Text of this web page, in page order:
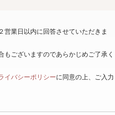
業日以内に回答させていただきま
ございますのであらかじめご了承く
イバシーポリシーに同意の上、ご入力